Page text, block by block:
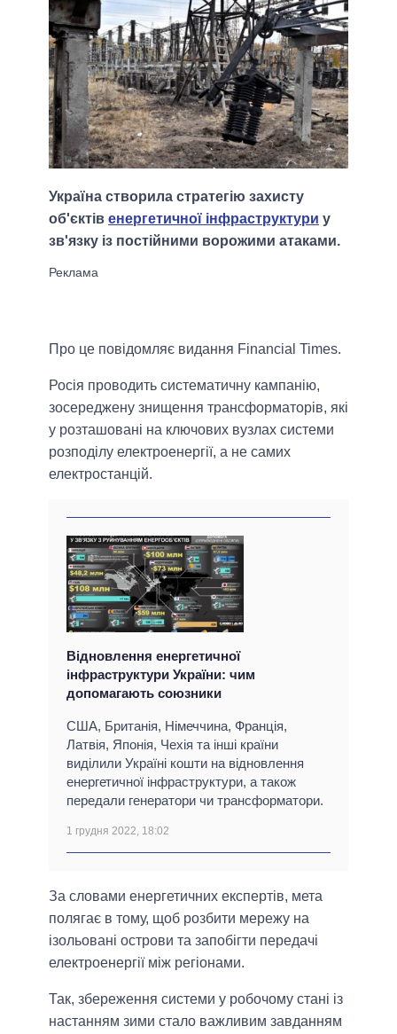
Україна створила стратегію захисту
об'єктів енергетичної інфраструктури у
зв'язку із постійними ворожими атаками.
Про це повідомляє видання Financial Times.
Росія проводить систематичну кампанію,
зосереджену знищення трансформаторів, які
у розташовані на ключових вузлах системи
розподілу електроенергії, а не самих
електростанцій.
Відновлення енергетичної
інфраструктури України: чим
допомагають союзники
США, Британія, Німеччина, Франція,
Латвія, Японія, Чехія та інші країни
виділили Україні кошти на відновлення
енергетичної інфраструктури, а також
передали генератори чи трансформатори.
1 грудня 2022, 18:02
За словами енергетичних експертів, мета
полягає в тому, щоб розбити мережу на
ізольовані острови та запобігти передачі
електроенергії між регіонами.
Так, збереження системи у робочому стані із
настанням зими стало важливим завданням